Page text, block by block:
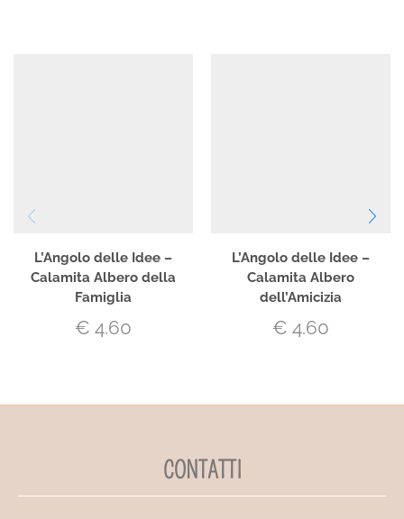
L’Angolo delle Idee –
Calamita Albero della
Famiglia
€ 4.60
L’Angolo delle Idee –
Calamita Albero
dell’Amicizia
€ 4.60
CONTATTI